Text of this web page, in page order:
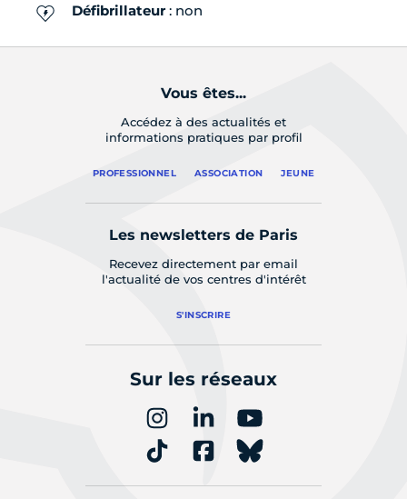
Défibrillateur: non
Vous êtes...
Accédez à des actualités et
informations pratiques par profil
PROFESSIONNEL ASSOCIATION JEUNE
Les newsletters de Paris
Recevez directement par email
l'actualité de vos centres d'intérêt
S'INSCRIRE
Sur les réseaux